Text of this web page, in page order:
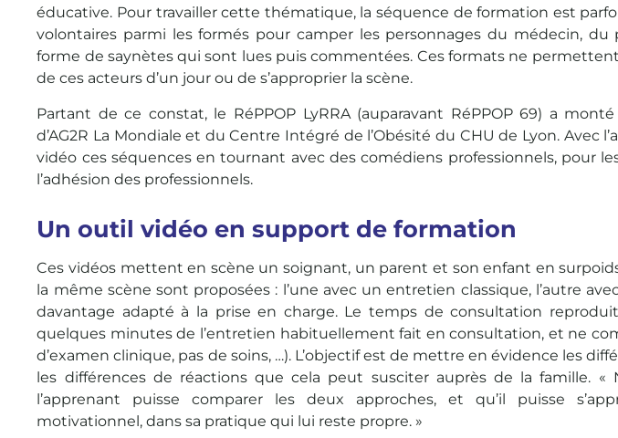
éducative. Pour travailler cette thématique, la séquence de formation est
volontaires parmi les formés pour camper les personnages du médecin, du
forme de saynètes qui sont lues puis commentées. Ces formats ne
de ces acteurs d’un jour ou de s’approprier la scène.
Partant de ce constat, le RéPPOP LyRRA (auparavant RéPPOP 69) a
d’AG2R La Mondiale et du Centre Intégré de l’Obésité du CHU de Lyon. Avec
vidéo ces séquences en tournant avec des comédiens professionnels, pour
l’adhésion des professionnels.
Un outil vidéo en support de formation
Ces vidéos mettent en scène un soignant, un parent et son enfant en
la même scène sont proposées : l’une avec un entretien classique, l’autre
davantage adapté à la prise en charge. Le temps de consultation
quelques minutes de l’entretien habituellement fait en consultation, et ne
d’examen clinique, pas de soins, …). L’objectif est de mettre en évidence les
les différences de réactions que cela peut susciter auprès de la famille. «
l’apprenant puisse comparer les deux approches, et qu’il puisse
motivationnel, dans sa pratique qui lui reste propre. »